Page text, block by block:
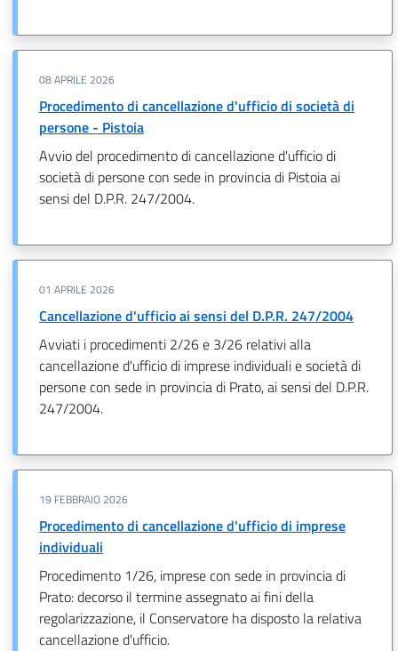
08 APRILE 2026
Procedimento di cancellazione d'ufficio di società di
persone - Pistoia
Avvio del procedimento di cancellazione d'ufficio di
società di persone con sede in provincia di Pistoia ai
sensi del D.P.R. 247/2004.
01 APRILE 2026
Cancellazione d'ufficio ai sensi del D.P.R. 247/2004
Avviati i procedimenti 2/26 e 3/26 relativi alla
cancellazione d'ufficio di imprese individuali e società di
persone con sede in provincia di Prato, ai sensi del D.P.R.
247/2004.
19 FEBBRAIO 2026
Procedimento di cancellazione d'ufficio di imprese
individuali
Procedimento 1/26, imprese con sede in provincia di
Prato: decorso il termine assegnato ai fini della
regolarizzazione, il Conservatore ha disposto la relativa
cancellazione d'ufficio.